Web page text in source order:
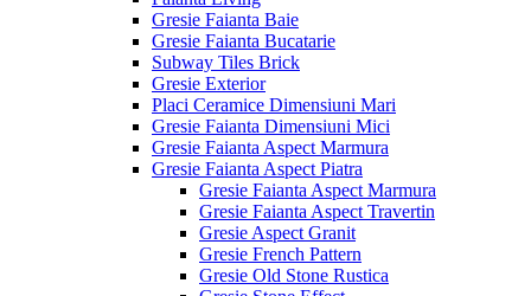
Gresie Faianta Baie
Gresie Faianta Bucatarie
Subway Tiles Brick
Gresie Exterior
Placi Ceramice Dimensiuni Mari
Gresie Faianta Dimensiuni Mici
Gresie Faianta Aspect Marmura
Gresie Faianta Aspect Piatra
Gresie Faianta Aspect Marmura
Gresie Faianta Aspect Travertin
Gresie Aspect Granit
Gresie French Pattern
Gresie Old Stone Rustica